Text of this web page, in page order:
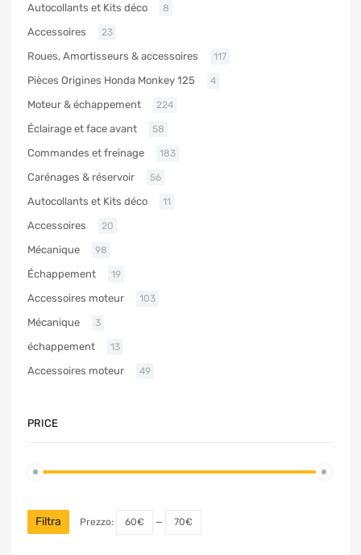
Autocollants et Kits déco 8
Accessoires 23
Roues, Amortisseurs & accessoires 117
Pièces Origines Honda Monkey 125 4
Moteur & échappement 224
Éclairage et face avant 58
Commandes et freinage 183
Carénages & réservoir 56
Autocollants et Kits déco 11
Accessoires 20
Mécanique 98
Échappement 19
Accessoires moteur 103
Mécanique 3
échappement 13
Accessoires moteur 49
PRICE
Filtra Prezzo: 60€ — 70€